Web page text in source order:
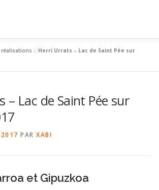
réalisations »Herri Urrats – Lac de Saint Pée sur
– Lac de Saint Pée sur
PAR XABI
et Gipuzkoa